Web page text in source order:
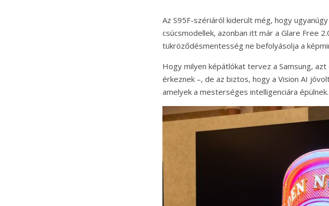
Az S95F-szériáról kiderült még, hogy
csúcsmodellek, azonban itt már a Glare Free
tükröződésmentesség ne befolyásolja a
Hogy milyen képátlókat tervez a Samsung,
érkeznek –, de az biztos, hogy a Vision AI
amelyek a mesterséges intelligenciára épülnek.